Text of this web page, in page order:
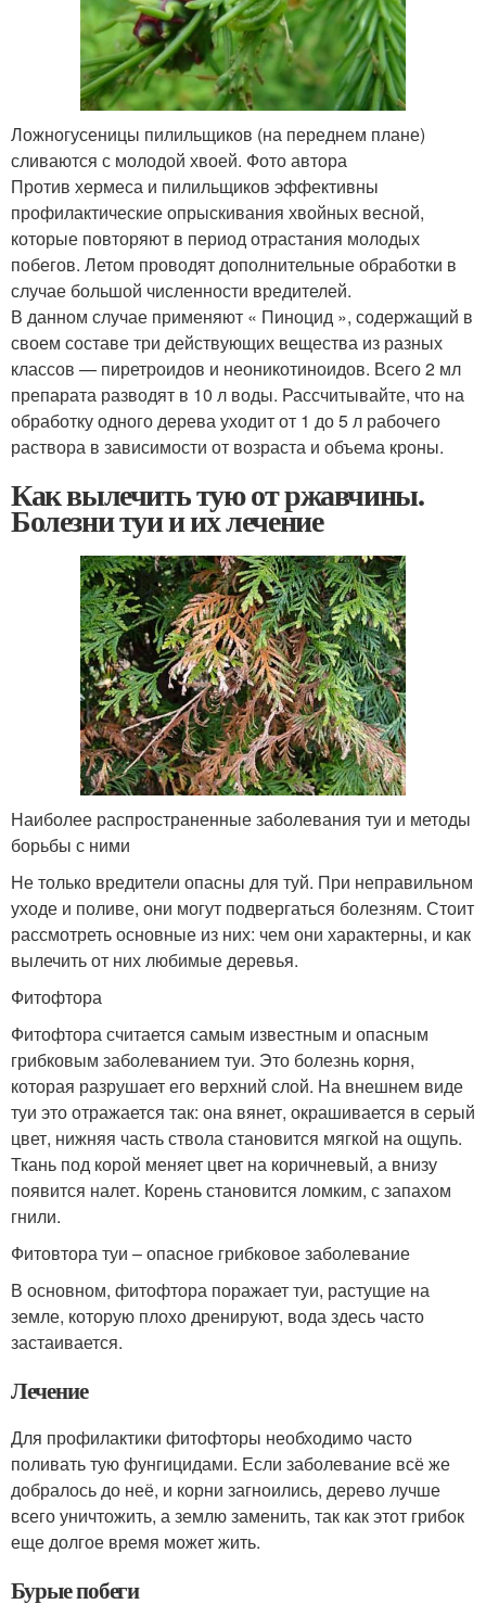
Ложногусеницы пилильщиков (на переднем плане)
сливаются с молодой хвоей. Фото автора
Против хермеса и пилильщиков эффективны
профилактические опрыскивания хвойных весной,
которые повторяют в период отрастания молодых
побегов. Летом проводят дополнительные обработки в
случае большой численности вредителей.
В данном случае применяют « Пиноцид », содержащий в
своем составе три действующих вещества из разных
классов — пиретроидов и неоникотиноидов. Всего 2 мл
препарата разводят в 10 л воды. Рассчитывайте, что на
обработку одного дерева уходит от 1 до 5 л рабочего
раствора в зависимости от возраста и объема кроны.
Как вылечить тую от ржавчины.
Болезни туи и их лечение
Наиболее распространенные заболевания туи и методы
борьбы с ними
Не только вредители опасны для туй. При неправильном
уходе и поливе, они могут подвергаться болезням. Стоит
рассмотреть основные из них: чем они характерны, и как
вылечить от них любимые деревья.
Фитофтора
Фитофтора считается самым известным и опасным
грибковым заболеванием туи. Это болезнь корня,
которая разрушает его верхний слой. На внешнем виде
туи это отражается так: она вянет, окрашивается в серый
цвет, нижняя часть ствола становится мягкой на ощупь.
Ткань под корой меняет цвет на коричневый, а внизу
появится налет. Корень становится ломким, с запахом
гнили.
Фитовтора туи – опасное грибковое заболевание
В основном, фитофтора поражает туи, растущие на
земле, которую плохо дренируют, вода здесь часто
застаивается.
Лечение
Для профилактики фитофторы необходимо часто
поливать тую фунгицидами. Если заболевание всё же
добралось до неё, и корни загноились, дерево лучше
всего уничтожить, а землю заменить, так как этот грибок
еще долгое время может жить.
Бурые побеги